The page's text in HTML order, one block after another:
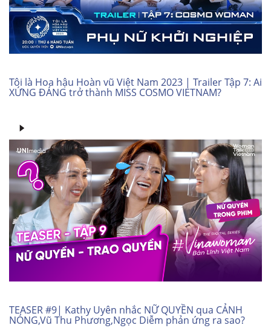
Tôi là Hoa hậu Hoàn vũ Việt Nam 2023 | Trailer Tập 7: Ai
XỨNG ĐÁNG trở thành MISS COSMO VIETNAM?
TEASER #9| Kathy Uyên nhắc NỮ QUYỀN qua CẢNH
NÓNG,Vũ Thu Phương,Ngọc Diễm phản ứng ra sao?